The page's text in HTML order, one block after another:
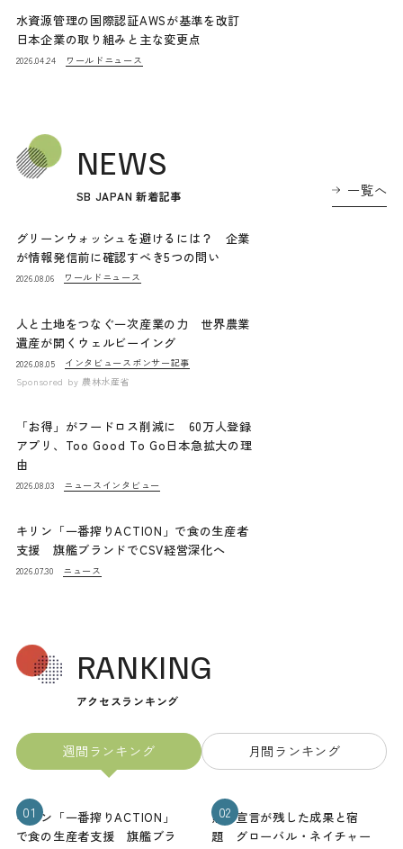
水資源管理の国際認証AWSが基準を改訂
日本企業の取り組みと主な変更点
2026.04.24 ワールドニュース
NEWS
SB JAPAN 新着記事 一覧へ
グリーンウォッシュを避けるには？ 企業
が情報発信前に確認すべき5つの問い
2026.08.06 ワールドニュース
人と土地をつなぐ一次産業の力 世界農業
遺産が開くウェルビーイング
2026.08.05 インタビュー スポンサー記事
Sponsored by 農林水産省
「お得」がフードロス削減に 60万人登録
アプリ、Too Good To Go日本急拡大の理
由
2026.08.03 ニュース インタビュー
キリン「一番搾りACTION」で食の生産者
支援 旗艦ブランドでCSV経営深化へ
2026.07.30 ニュース
RANKING
アクセスランキング
週間ランキング 月間ランキング
01
キリン「一番搾りACTION」
で食の生産者支援 旗艦ブラ
02
熊本宣言が残した成果と宿
題 グローバル・ネイチャー